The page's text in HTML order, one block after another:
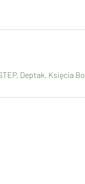
Deptak, Księcia